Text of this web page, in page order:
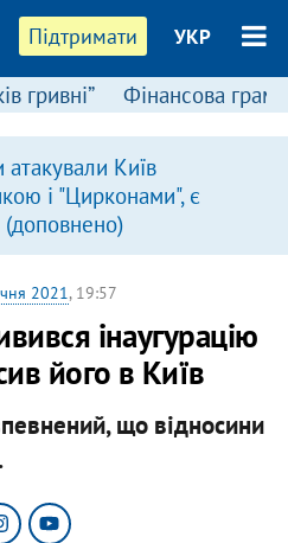
Підтримати УКР
гривні” Фінансова
атакували Київ
і "Цирконами", є
(доповнено)
2021, 19:57
інаугурацію
його в Київ
що відносини